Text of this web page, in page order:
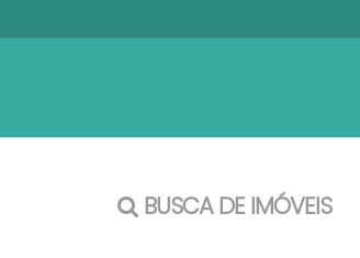
BUSCA DE IMÓVEIS